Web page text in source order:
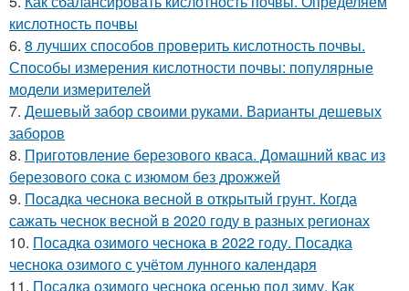
кислотность почвы
6. 8 лучших способов проверить кислотность почвы.
Способы измерения кислотности почвы: популярные
модели измерителей
7. Дешевый забор своими руками. Варианты дешевых
заборов
8. Приготовление березового кваса. Домашний квас из
березового сока с изюмом без дрожжей
9. Посадка чеснока весной в открытый грунт. Когда
сажать чеснок весной в 2020 году в разных регионах
10. Посадка озимого чеснока в 2022 году. Посадка
чеснока озимого с учётом лунного календаря
11. Посадка озимого чеснока осенью под зиму. Как